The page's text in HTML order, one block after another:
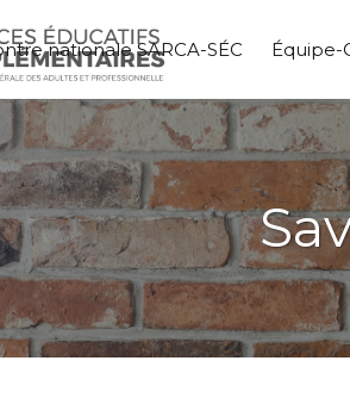
nationale SARCA-SÉC Équipe-